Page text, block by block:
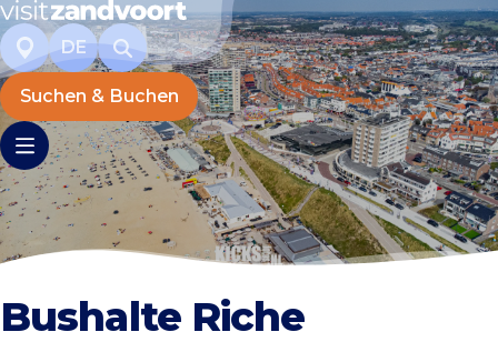
DE
Suchen & Buchen
Bushalte Riche